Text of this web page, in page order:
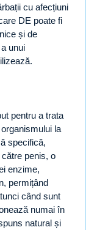
cu afecțiuni
DE poate fi
și de
unui
pentru a trata
la
specifică,
penis, o
enzime,
permițând
când sunt
numai în
natural și